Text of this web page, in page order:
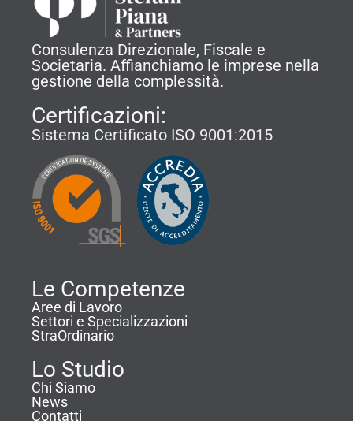
Consulenza Direzionale, Fiscale e
Societaria. Affianchiamo le imprese nella
gestione della complessità.
Certificazioni:
Sistema Certificato ISO 9001:2015
Le Competenze
Aree di Lavoro
Settori e Specializzazioni
StraOrdinario
Lo Studio
Chi Siamo
News
Contatti